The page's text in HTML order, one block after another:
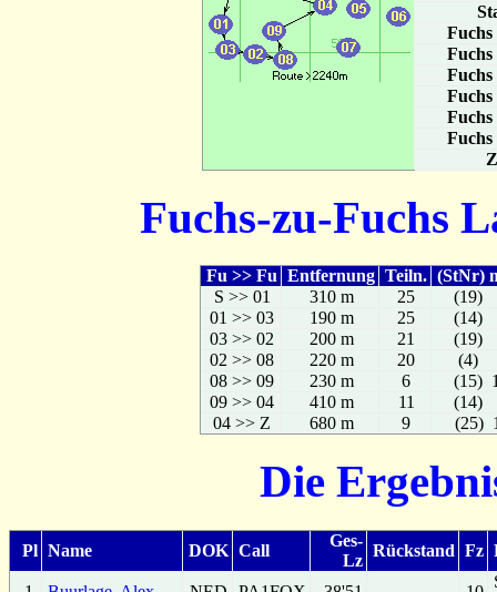
Fuchs
Fuchs
Fuchs
Fuchs
Fuchs
Fuchs
Fuchs-zu-Fuchs
Fu >> Fu Entfernung Teiln. (StNr)
S >> 01
310 m 25
(19)
01 >> 03
190 m 25
(14)
03 >> 02
200 m 21
(19)
02 >> 08
220 m 20
(4)
08 >> 09
230 m 6
(15)
09 >> 04
410 m 11
(14)
04 >> Z
680 m 9 (25)
Die
Pl Name DOK Call
Ges-
Lz
Rückstand Fz